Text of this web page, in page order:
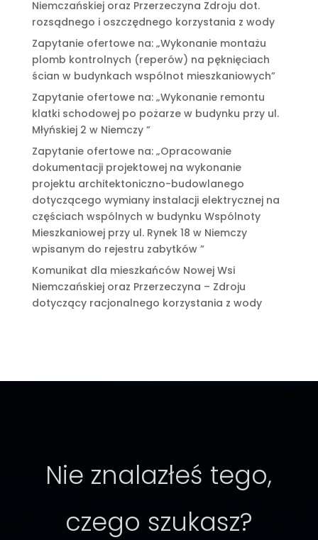
Niemczańskiej oraz Przerzeczyna Zdroju dot.
rozsądnego i oszczędnego korzystania z wody
Zapytanie ofertowe na: „Wykonanie montażu
plomb kontrolnych (reperów) na pęknięciach
ścian w budynkach wspólnot mieszkaniowych”
Zapytanie ofertowe na: „Wykonanie remontu
klatki schodowej po pożarze w budynku przy ul.
Młyńskiej 2 w Niemczy ”
Zapytanie ofertowe na: „Opracowanie
dokumentacji projektowej na wykonanie
projektu architektoniczno-budowlanego
dotyczącego wymiany instalacji elektrycznej na
częściach wspólnych w budynku Wspólnoty
Mieszkaniowej przy ul. Rynek 18 w Niemczy
wpisanym do rejestru zabytków ”
Komunikat dla mieszkańców Nowej Wsi
Niemczańskiej oraz Przerzeczyna – Zdroju
dotyczący racjonalnego korzystania z wody
Nie znalazłeś tego,
czego szukasz?